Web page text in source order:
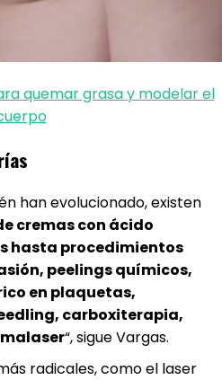
quemar grasa y modelar el
han evolucionado, existen
cremas con ácido
hasta procedimientos
peelings químicos,
en plaquetas,
carboxiterapia,
“, sigue Vargas.
radicales, como el laser